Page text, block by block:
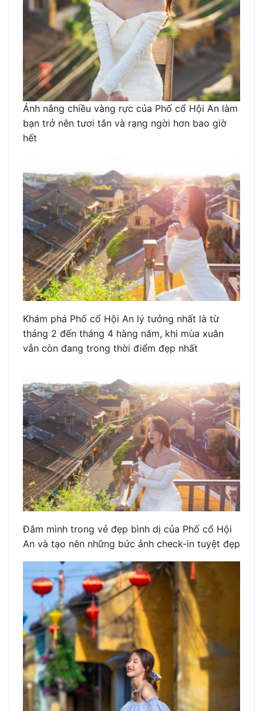
Ánh nắng chiều vàng rực của Phố cổ Hội An làm
bạn trở nên tươi tắn và rạng ngời hơn bao giờ
hết
Khám phá Phố cổ Hội An lý tưởng nhất là từ
tháng 2 đến tháng 4 hàng năm, khi mùa xuân
vẫn còn đang trong thời điểm đẹp nhất
Đắm mình trong vẻ đẹp bình dị của Phố cổ Hội
An và tạo nên những bức ảnh check-in tuyệt đẹp